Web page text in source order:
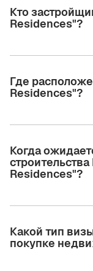
Кто
Residences"?
Где
Residences"?
Когда
Residences"?
Какой тип
покупке